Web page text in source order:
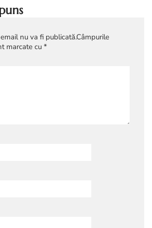
nu va fi publicată.Câmpurile
marcate cu *